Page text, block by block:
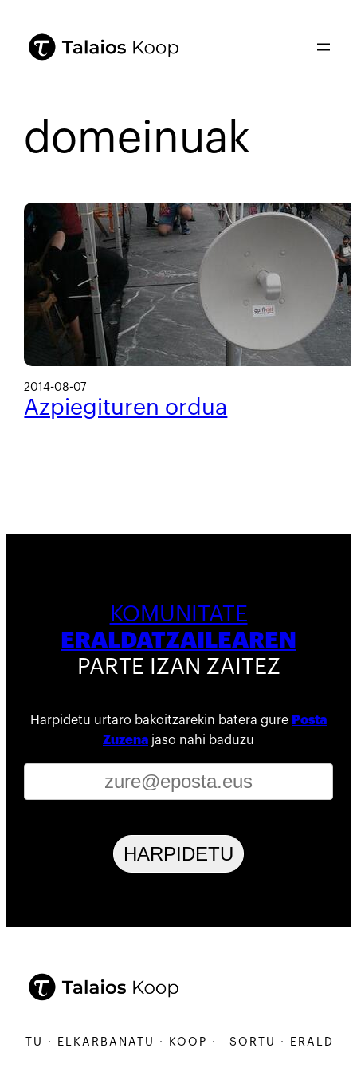
domeinuak
2014-08-07
Azpiegituren ordua
KOMUNITATE
ERALDATZAILEAREN
PARTE IZAN ZAITEZ
Harpidetu urtaro bakoitzarekin batera gure Posta
Zuzena jaso nahi baduzu
HARPIDETU
· ELKARBANATU · KOOP · SORTU ·